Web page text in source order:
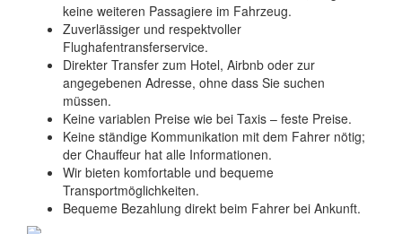
keine weiteren Passagiere im Fahrzeug.
Zuverlässiger und respektvoller
Flughafentransferservice.
Direkter Transfer zum Hotel, Airbnb oder zur
angegebenen Adresse, ohne dass Sie suchen
müssen.
Keine variablen Preise wie bei Taxis – feste Preise.
Keine ständige Kommunikation mit dem Fahrer nötig;
der Chauffeur hat alle Informationen.
Wir bieten komfortable und bequeme
Transportmöglichkeiten.
Bequeme Bezahlung direkt beim Fahrer bei Ankunft.